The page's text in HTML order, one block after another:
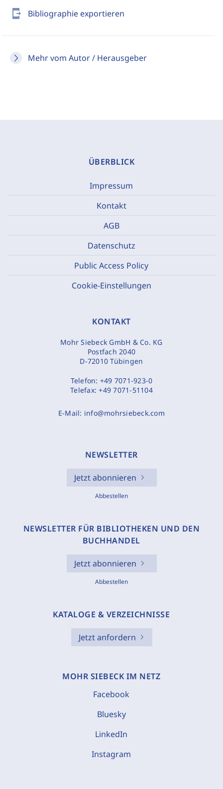
send_to_mobile Bibliographie exportieren
Mehr vom Autor / Herausgeber
ÜBERBLICK
Impressum
Kontakt
AGB
Datenschutz
Public Access Policy
Cookie-Einstellungen
KONTAKT
Mohr Siebeck GmbH & Co. KG
Postfach 2040
D-72010 Tübingen
Telefon: +49 7071-923-0
Telefax:+49 7071-51104
E-Mail: info@mohrsiebeck.com
NEWSLETTER
Jetzt abonnieren
Abbestellen
NEWSLETTER FÜR BIBLIOTHEKEN UND DEN
BUCHHANDEL
Jetzt abonnieren
Abbestellen
KATALOGE & VERZEICHNISSE
Jetzt anfordern
MOHR SIEBECK IM NETZ
Facebook
Bluesky
LinkedIn
Instagram